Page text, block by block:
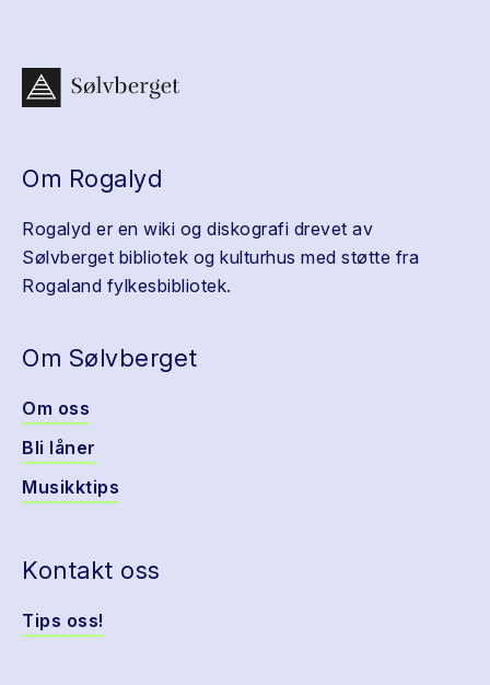
Om Rogalyd
Rogalyd er en wiki og diskografi drevet av
Sølvberget bibliotek og kulturhus med støtte fra
Rogaland fylkesbibliotek.
Om Sølvberget
Om oss
Bli låner
Musikktips
Kontakt oss
Tips oss!